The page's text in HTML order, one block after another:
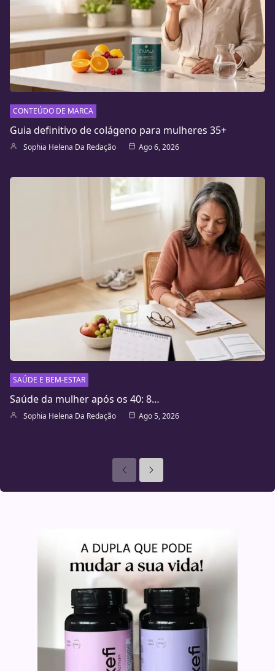
CONTEÚDO DE MARCA
Guia definitivo de colágeno para mulheres 35+
Sophia Helena Da Redação Ago 6, 2026
SAÚDE E BEM-ESTAR
Saúde da mulher após os 40: 8…
Sophia Helena Da Redação Ago 5, 2026
AnterioresSeguinte